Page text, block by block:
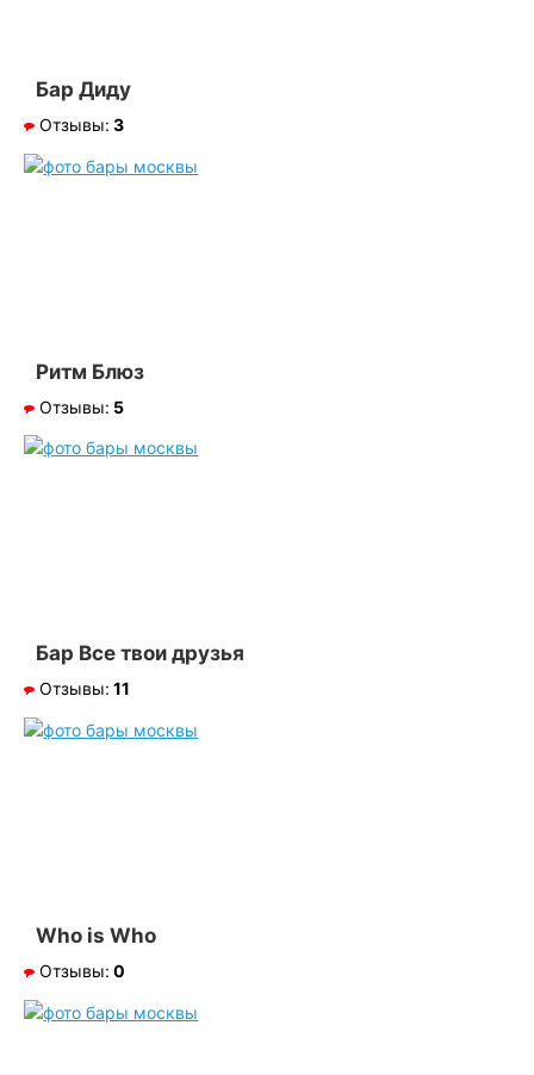
Бар Диду
Отзывы: 3
Ритм Блюз
Отзывы: 5
Бар Все твои друзья
Отзывы: 11
Who is Who
Отзывы: 0